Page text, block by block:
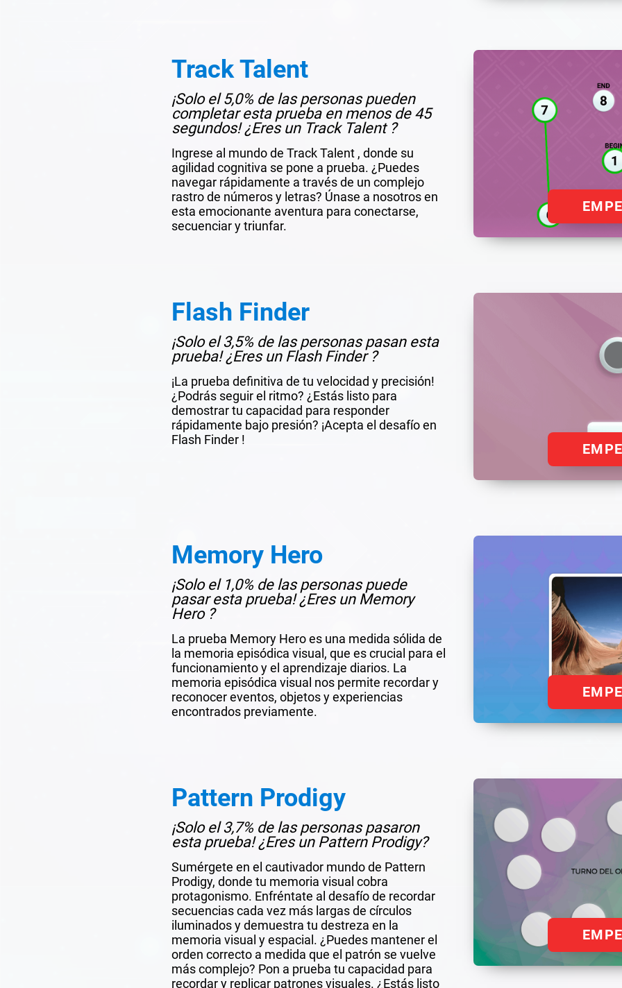
Track Talent
¡Solo el 5,0% de las personas pueden
completar esta prueba en menos de 45
segundos! ¿Eres un Track Talent ?
Ingrese al mundo de Track Talent , donde su
agilidad cognitiva se pone a prueba. ¿Puedes
navegar rápidamente a través de un complejo
rastro de números y letras? Únase a nosotros en
esta emocionante aventura para conectarse,
secuenciar y triunfar.
Flash Finder
¡Solo el 3,5% de las personas pasan esta
prueba! ¿Eres un Flash Finder ?
¡La prueba definitiva de tu velocidad y precisión!
¿Podrás seguir el ritmo? ¿Estás listo para
demostrar tu capacidad para responder
rápidamente bajo presión? ¡Acepta el desafío en
Flash Finder !
Memory Hero
¡Solo el 1,0% de las personas puede
pasar esta prueba! ¿Eres un Memory
Hero ?
La prueba Memory Hero es una medida sólida de
la memoria episódica visual, que es crucial para el
funcionamiento y el aprendizaje diarios. La
memoria episódica visual nos permite recordar y
reconocer eventos, objetos y experiencias
encontrados previamente.
Pattern Prodigy
¡Solo el 3,7% de las personas pasaron
esta prueba! ¿Eres un Pattern Prodigy?
Sumérgete en el cautivador mundo de Pattern
Prodigy, donde tu memoria visual cobra
protagonismo. Enfréntate al desafío de recordar
secuencias cada vez más largas de círculos
iluminados y demuestra tu destreza en la
memoria visual y espacial. ¿Puedes mantener el
orden correcto a medida que el patrón se vuelve
más complejo? Pon a prueba tu capacidad para
recordar y replicar patrones visuales. ¿Estás listo